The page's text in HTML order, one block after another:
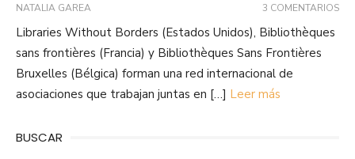
NATALIA GAREA 3 COMENTARIOS
Libraries Without Borders (Estados Unidos), Bibliothèques
sans frontières (Francia) y Bibliothèques Sans Frontières
Bruxelles (Bélgica) forman una red internacional de
asociaciones que trabajan juntas en […] Leer más
BUSCAR